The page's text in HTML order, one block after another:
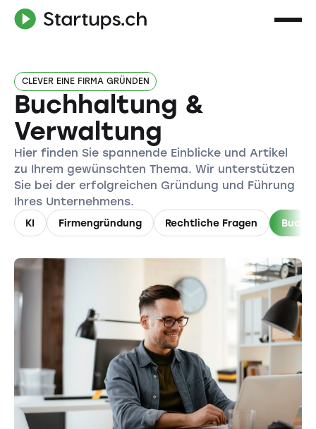
CLEVER EINE FIRMA GRÜNDEN
Buchhaltung &
Verwaltung
Hier finden Sie spannende Einblicke und Artikel
zu Ihrem gewünschten Thema. Wir unterstützen
Sie bei der erfolgreichen Gründung und Führung
Ihres Unternehmens.
KI Firmengründung Rechtliche Fragen